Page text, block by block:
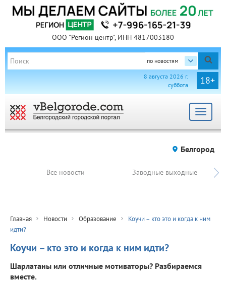
ООО "Регион центр", ИНН 4817003180
по новостям
18+
8 августа 2026 г.
суббота
Toggle
Белгород
Все новости Заводные выходные
Главная Новости Образование
Коучи – кто это и когда к ним
идти?
Коучи – кто это и когда к ним идти?
Шарлатаны или отличные мотиваторы? Разбираемся
вместе.